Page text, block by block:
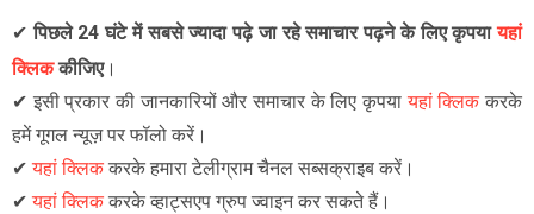
✔पिछले 24 घंटे में सबसे ज्यादा पढ़े जा रहे समाचार पढ़ने के लिए कृपयायहां
क्लिककीजिए।
✔ इसी प्रकार की जानकारियों और समाचार के लिए कृपयायहां क्लिककरके
हमें गूगल न्यूज़ पर फॉलो करें ।
✔यहां क्लिककरके हमारा टेलीग्राम चैनल सब्सक्राइब करें।
✔यहां क्लिककरके व्हाट्सएप ग्रुप ज्वाइन कर सकते हैं।